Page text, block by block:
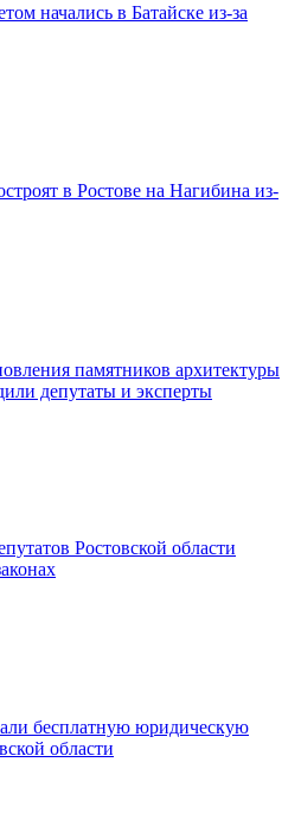
начались в Батайске из-за
в Ростове на Нагибина из-
памятников архитектуры
депутаты и эксперты
Ростовской области
бесплатную юридическую
области